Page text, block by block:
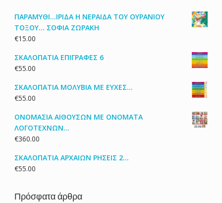
ΠΑΡΑΜΥΘΙ...ΙΡΙΔΑ Η ΝΕΡΑΙΔΑ ΤΟΥ ΟΥΡΑΝΙΟΥ
ΤΟΞΟΥ... ΣΟΦΙΑ ΖΩΡΑΚΗ
€15.00
ΣΚΑΛΟΠΑΤΙΑ ΕΠΙΓΡΑΦΕΣ 6
€55.00
ΣΚΑΛΟΠΑΤΙΑ ΜΟΛΥΒΙΑ ΜΕ ΕΥΧΕΣ...
€55.00
ΟΝΟΜΑΣΙΑ ΑΙΘΟΥΣΩΝ ΜΕ ΟΝΟΜΑΤΑ
ΛΟΓΟΤΕΧΝΩΝ...
€360.00
ΣΚΑΛΟΠΑΤΙΑ ΑΡΧΑΙΩΝ ΡΗΣΕΙΣ 2...
€55.00
Πρόσφατα άρθρα